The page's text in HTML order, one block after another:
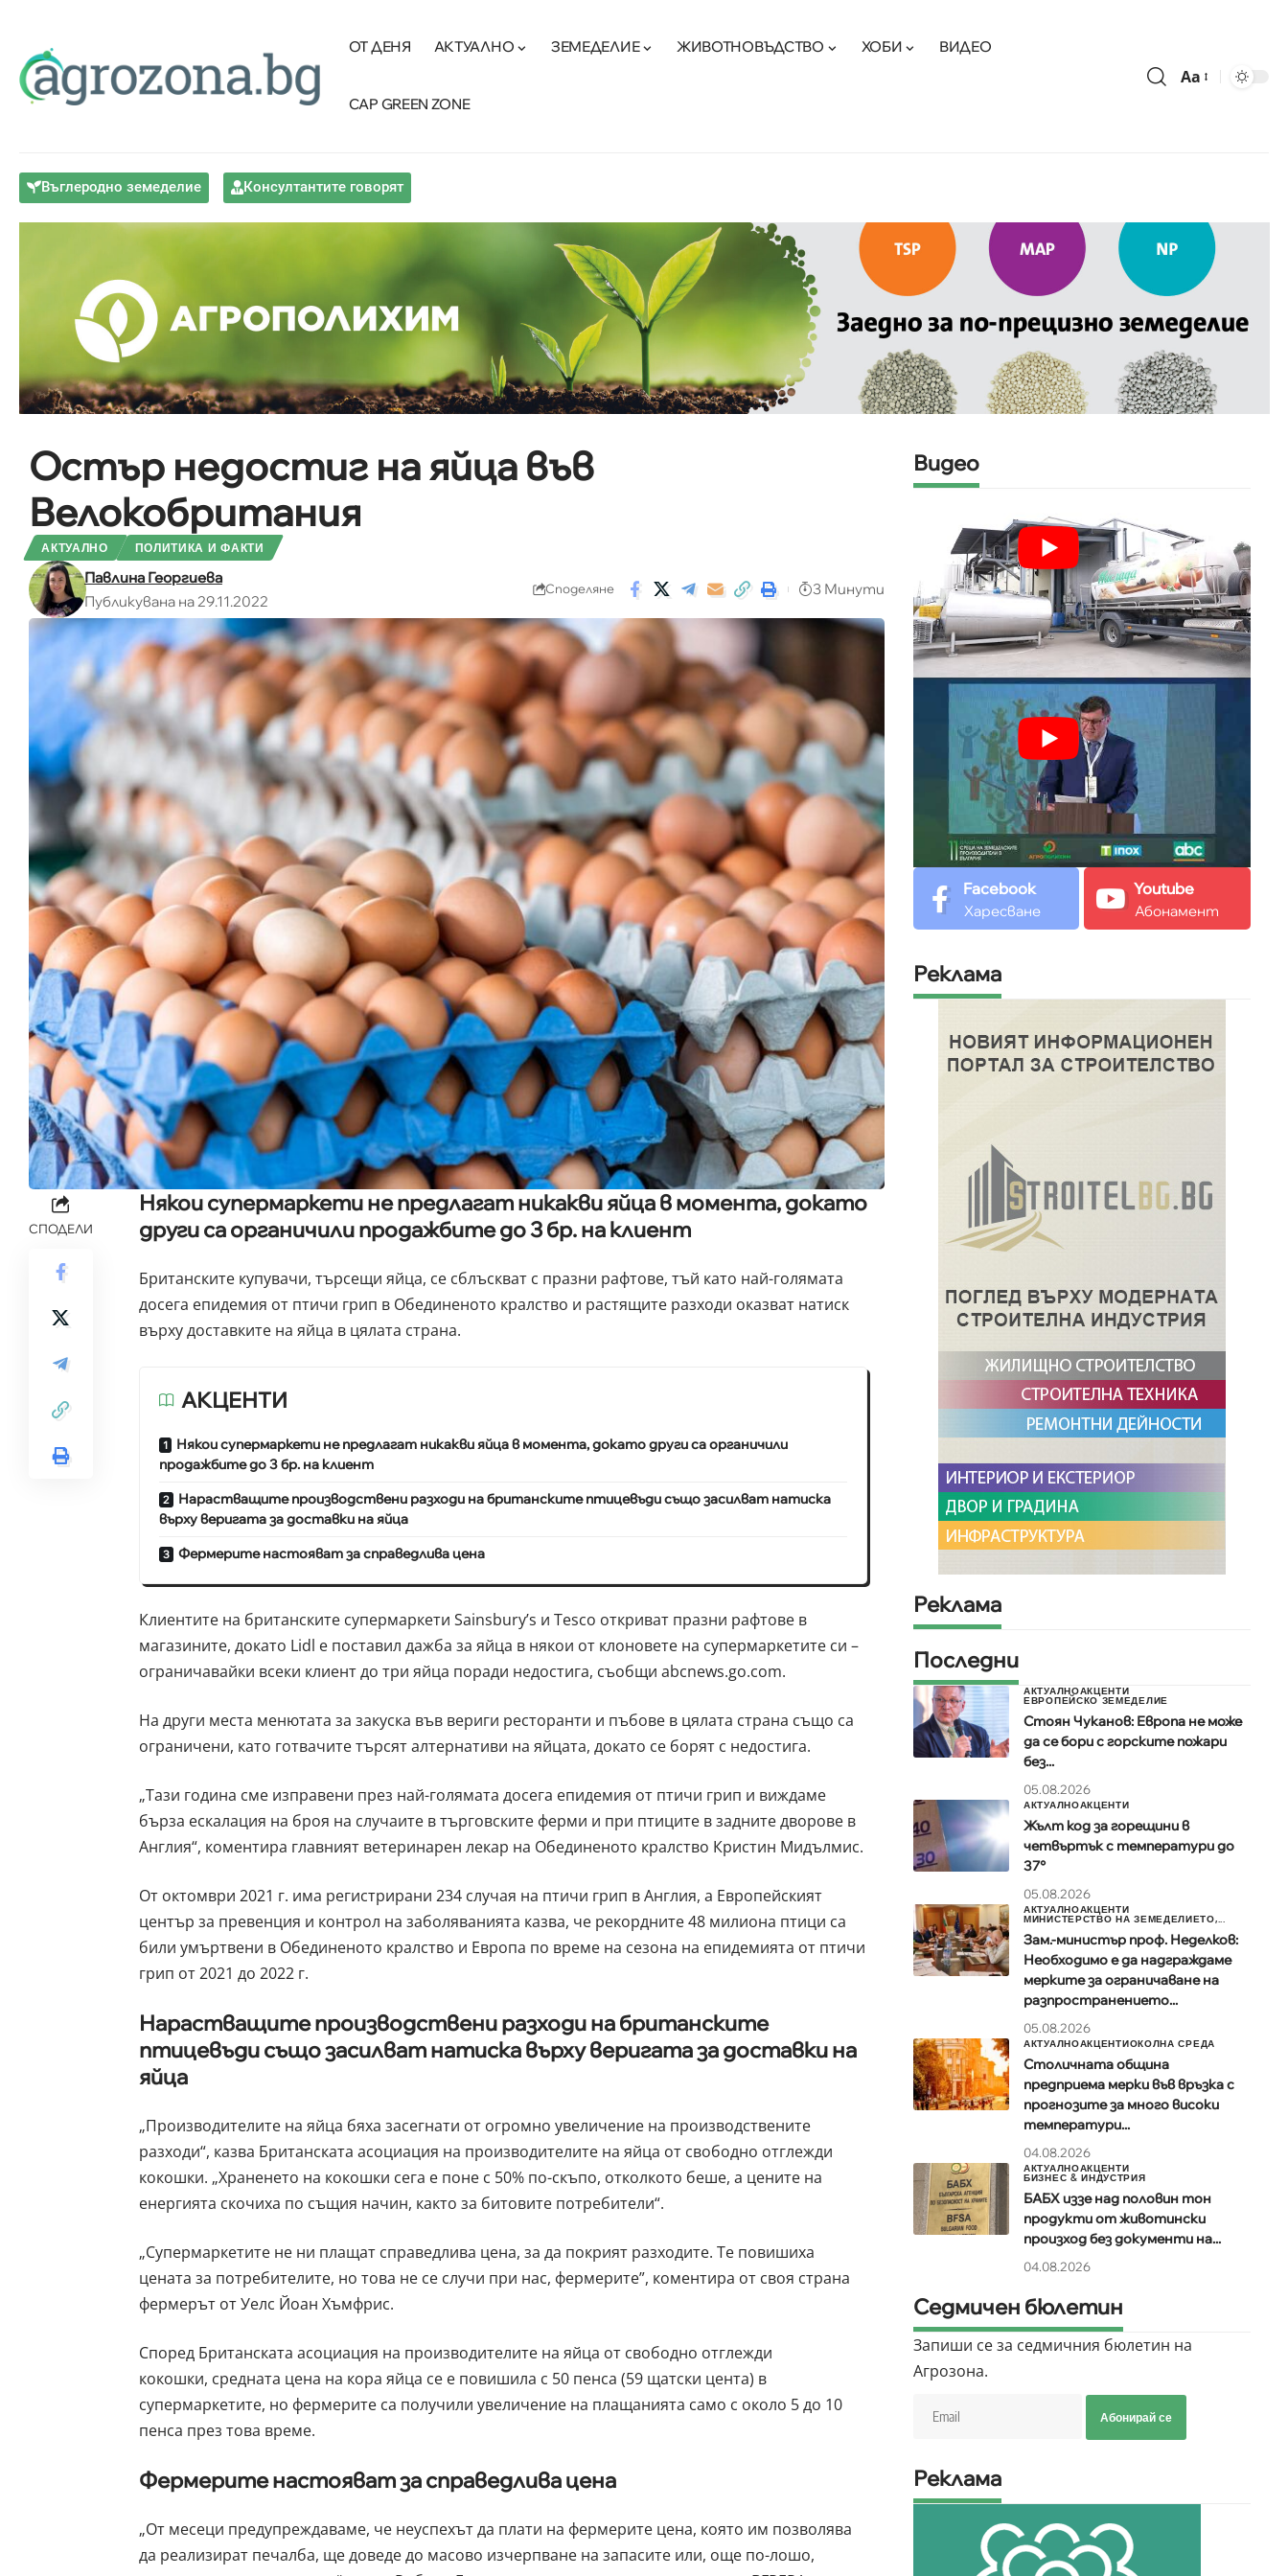
ОТ ДЕНЯ АКТУАЛНО ЗЕМЕДЕЛИЕ ЖИВОТНОВЪДСТВО ХОБИ ВИДЕО
CAP GREEN ZONE
Aa
Въглеродно земеделие Консултантите говорят
Остър недостиг на яйца във
Велокобритания
АКТУАЛНО ПОЛИТИКА И ФАКТИ
Павлина Георгиева
Публикувана на 29.11.2022
Споделяне 3 Минути
СПОДЕЛИ
Някои супермаркети не предлагат никакви яйца в момента, докато
други са органичили продажбите до 3 бр. на клиент
Британските купувачи, търсещи яйца, се сблъскват с празни рафтове, тъй като най-голямата
досега епидемия от птичи грип в Обединеното кралство и растящите разходи оказват натиск
върху доставките на яйца в цялата страна.
АКЦЕНТИ
Някои супермаркети не предлагат никакви яйца в момента, докато други са органичили
продажбите до 3 бр. на клиент
Нарастващите производствени разходи на британските птицевъди също засилват натиска
върху веригата за доставки на яйца
Фермерите настояват за справедлива цена
Клиентите на британските супермаркети Sainsbury’s и Tesco откриват празни рафтове в
магазините, докато Lidl е поставил дажба за яйца в някои от клоновете на супермаркетите си –
ограничавайки всеки клиент до три яйца поради недостига, съобщи abcnews.go.com.
На други места менютата за закуска във вериги ресторанти и пъбове в цялата страна също са
ограничени, като готвачите търсят алтернативи на яйцата, докато се борят с недостига.
„Тази година сме изправени през най-голямата досега епидемия от птичи грип и виждаме
бърза ескалация на броя на случаите в търговските ферми и при птиците в задните дворове в
Англия“, коментира главният ветеринарен лекар на Обединеното кралство Кристин Мидълмис.
От октомври 2021 г. има регистрирани 234 случая на птичи грип в Англия, а Европейският
център за превенция и контрол на заболяванията казва, че рекордните 48 милиона птици са
били умъртвени в Обединеното кралство и Европа по време на сезона на епидемията от птичи
грип от 2021 до 2022 г.
Нарастващите производствени разходи на британските
птицевъди също засилват натиска върху веригата за доставки на
яйца
„Производителите на яйца бяха засегнати от огромно увеличение на производствените
разходи“, казва Британската асоциация на производителите на яйца от свободно отглежди
кокошки. „Храненето на кокошки сега е поне с 50% по-скъпо, отколкото беше, а цените на
енергията скочиха по същия начин, както за битовите потребители“.
„Супермаркетите не ни плащат справедлива цена, за да покрият разходите. Те повишиха
цената за потребителите, но това не се случи при нас, фермерите”, коментира от своя страна
фермерът от Уелс Йоан Хъмфрис.
Според Британската асоциация на производителите на яйца от свободно отглежди
кокошки, средната цена на кора яйца се е повишила с 50 пенса (59 щатски цента) в
супермаркетите, но фермерите са получили увеличение на плащанията само с около 5 до 10
пенса през това време.
Фермерите настояват за справедлива цена
„От месеци предупреждаваме, че неуспехът да плати на фермерите цена, която им позволява
да реализират печалба, ще доведе до масово изчерпване на запасите или, още по-лошо,
Видео
Facebook
Харесване
Youtube
Абонамент
Реклама
Реклама
Последни
АКТУАЛНОАКЦЕНТИ
ЕВРОПЕЙСКО ЗЕМЕДЕЛИЕ
Стоян Чуканов: Европа не може
да се бори с горските пожари
без...
05.08.2026
АКТУАЛНОАКЦЕНТИ
Жълт код за горещини в
четвъртък с температури до
37°
05.08.2026
АКТУАЛНОАКЦЕНТИ
МИНИСТЕРСТВО НА ЗЕМЕДЕЛИЕТО,...
Зам.-министър проф. Неделков:
Необходимо е да надграждаме
мерките за ограничаване на
разпространението...
05.08.2026
АКТУАЛНОАКЦЕНТИОКОЛНА СРЕДА
Столичната община
предприема мерки във връзка с
прогнозите за много високи
температури...
04.08.2026
АКТУАЛНОАКЦЕНТИ
БИЗНЕС & ИНДУСТРИЯ
БАБХ иззе над половин тон
продукти от животински
произход без документи на...
04.08.2026
Седмичен бюлетин
Запиши се за седмичния бюлетин на
Агрозона.
Абонирай се
Реклама